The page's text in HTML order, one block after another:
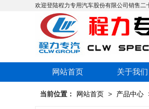
欢迎登陆程力专用汽车股份有限公司销售二
网站首页 关于我们
当前位置： 网站首页 > 产品中心